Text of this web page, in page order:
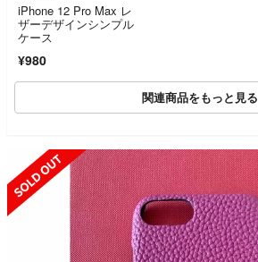
iPhone 12 Pro Max レ
ザーデザインシンプル
ケース
¥980
関連商品をもっと見る
SOLD OUT